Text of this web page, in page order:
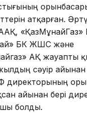
атқарған.
«ҚазМұнайГаз»
БК ЖШС және
АҚ жауапты
сәуір
ӨФ директорының
айынан бері
болды.